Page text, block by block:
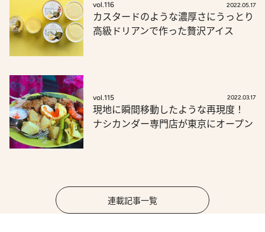
vol.116 2022.05.17
カスタードのような濃厚さにうっとり
高級ドリアンで作った贅沢アイス
vol.115 2022.03.17
現地に瞬間移動したような再現度！
ナシカンダー専門店が東京にオープン
連載記事一覧